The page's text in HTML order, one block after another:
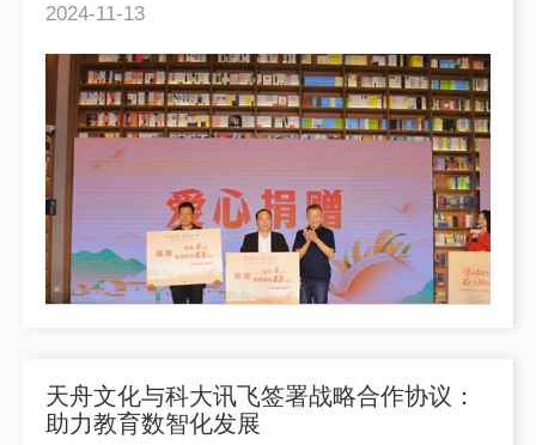
2024-11-13
天舟文化与科大讯飞签署战略合作协议：
助力教育数智化发展